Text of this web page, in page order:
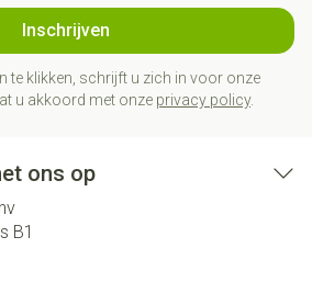
Inschrijven
te klikken, schrijft u zich in voor onze
u akkoord met onze privacy policy.
ons op
B1